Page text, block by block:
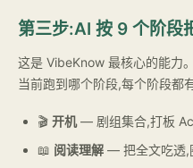
第三步:AI 按 9 个阶段
这是 VibeKnow 最核心的能力
当前跑到哪个阶段,每个阶段都
🎬 开机— 剧组集合,打板
📖 阅读理解 — 把全文吃透,